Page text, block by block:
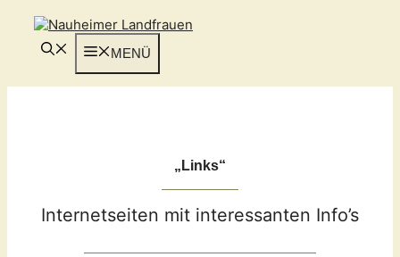
Inhalt
springen
MENÜ
„Links“
Internetseiten mit interessanten Info’s